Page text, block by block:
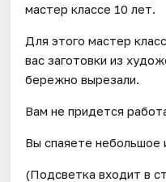
мастер классе 10 лет.
Для этого мастер
вас заготовки из
бережно вырезали.
Вам не придется
Вы спаяете небольшое
(Подсветка входит в